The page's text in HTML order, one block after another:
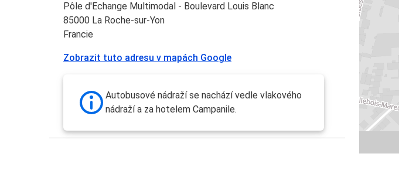
Pôle d'Echange Multimodal - Boulevard Louis Blanc
85000 La Roche-sur-Yon
Francie
Zobrazit tuto adresu v mapách Google
Autobusové nádraží se nachází vedle vlakového
nádraží a za hotelem Campanile.